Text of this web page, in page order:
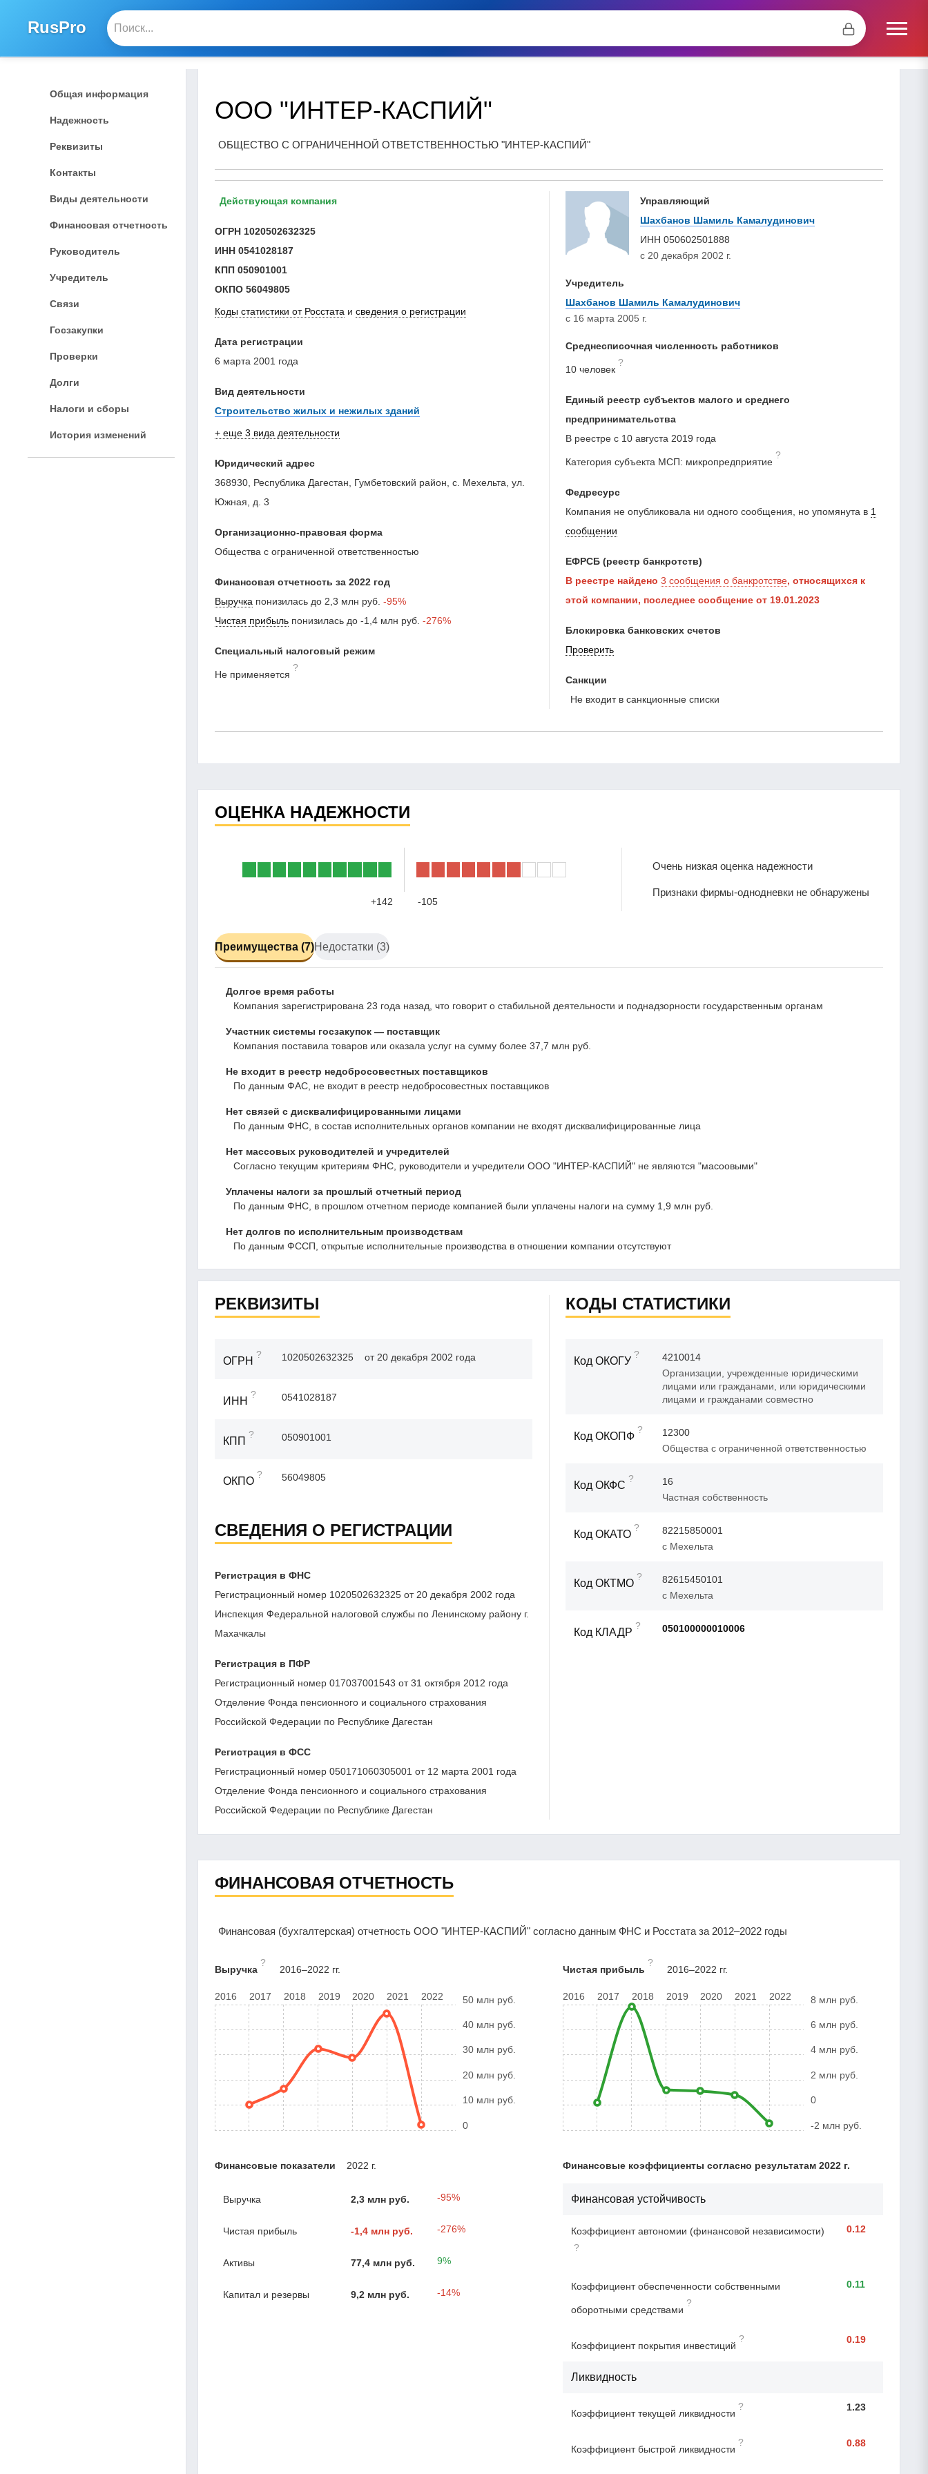
RusPro
Общая информация
Надежность
Реквизиты
Контакты
Виды деятельности
Финансовая отчетность
Руководитель
Учредитель
Связи
Госзакупки
Проверки
Долги
Налоги и сборы
История изменений
ООО "ИНТЕР-КАСПИЙ"
ОБЩЕСТВО С ОГРАНИЧЕННОЙ ОТВЕТСТВЕННОСТЬЮ "ИНТЕР-КАСПИЙ"
Действующая компания
ОГРН 1020502632325
ИНН 0541028187
КПП 050901001
ОКПО 56049805
Коды статистики от Росстата и сведения о регистрации
Дата регистрации
6 марта 2001 года
Вид деятельности
Строительство жилых и нежилых зданий
+ еще 3 вида деятельности
Юридический адрес
368930, Республика Дагестан, Гумбетовский район, с. Мехельта, ул.
Южная, д. 3
Организационно-правовая форма
Общества с ограниченной ответственностью
Финансовая отчетность за 2022 год
Выручка понизилась до 2,3 млн руб. -95%
Чистая прибыль понизилась до -1,4 млн руб. -276%
Специальный налоговый режим
Не применяется
?
Управляющий
Шахбанов Шамиль Камалудинович
ИНН 050602501888
с 20 декабря 2002 г.
Учредитель
Шахбанов Шамиль Камалудинович
с 16 марта 2005 г.
Среднесписочная численность работников
10 человек
?
Единый реестр субъектов малого и среднего
предпринимательства
В реестре с 10 августа 2019 года
Категория субъекта МСП: микропредприятие
?
Федресурс
Компания не опубликовала ни одного сообщения, но упомянута в 1
сообщении
ЕФРСБ (реестр банкротств)
В реестре найдено 3 сообщения о банкротстве, относящихся к
этой компании, последнее сообщение от 19.01.2023
Блокировка банковских счетов
Проверить
Санкции
Не входит в санкционные списки
ОЦЕНКА НАДЕЖНОСТИ
+142 -105
Очень низкая оценка надежности
Признаки фирмы-однодневки не обнаружены
Преимущества (7)Недостатки (3)
Долгое время работы
Компания зарегистрирована 23 года назад, что говорит о стабильной деятельности и поднадзорности государственным органам
Участник системы госзакупок — поставщик
Компания поставила товаров или оказала услуг на сумму более 37,7 млн руб.
Не входит в реестр недобросовестных поставщиков
По данным ФАС, не входит в реестр недобросовестных поставщиков
Нет связей с дисквалифицированными лицами
По данным ФНС, в состав исполнительных органов компании не входят дисквалифицированные лица
Нет массовых руководителей и учредителей
Согласно текущим критериям ФНС, руководители и учредители ООО "ИНТЕР-КАСПИЙ" не являются "масоовыми"
Уплачены налоги за прошлый отчетный период
По данным ФНС, в прошлом отчетном периоде компанией были уплачены налоги на сумму 1,9 млн руб.
Нет долгов по исполнительным производствам
По данным ФССП, открытые исполнительные производства в отношении компании отсутствуют
РЕКВИЗИТЫ
ОГРН
? 1020502632325 от 20 декабря 2002 года
ИНН
? 0541028187
КПП
? 050901001
ОКПО
? 56049805
СВЕДЕНИЯ О РЕГИСТРАЦИИ
Регистрация в ФНС
Регистрационный номер 1020502632325 от 20 декабря 2002 года
Инспекция Федеральной налоговой службы по Ленинскому району г.
Махачкалы
Регистрация в ПФР
Регистрационный номер 017037001543 от 31 октября 2012 года
Отделение Фонда пенсионного и социального страхования
Российской Федерации по Республике Дагестан
Регистрация в ФСС
Регистрационный номер 050171060305001 от 12 марта 2001 года
Отделение Фонда пенсионного и социального страхования
Российской Федерации по Республике Дагестан
КОДЫ СТАТИСТИКИ
Код ОКОГУ
?
4210014
Организации, учрежденные юридическими
лицами или гражданами, или юридическими
лицами и гражданами совместно
Код ОКОПФ
?
12300
Общества с ограниченной ответственностью
Код ОКФС
?
16
Частная собственность
Код ОКАТО
?
82215850001
с Мехельта
Код ОКТМО
?
82615450101
с Мехельта
Код КЛАДР
? 050100000010006
ФИНАНСОВАЯ ОТЧЕТНОСТЬ
Финансовая (бухгалтерская) отчетность ООО "ИНТЕР-КАСПИЙ" согласно данным ФНС и Росстата за 2012–2022 годы
Выручка
?
2016–2022 гг.
2016 2017 2018 2019 2020 2021 2022
0
10 млн руб.
20 млн руб.
30 млн руб.
40 млн руб.
50 млн руб.
Чистая прибыль
?
2016–2022 гг.
2016 2017 2018 2019 2020 2021 2022
-2 млн руб.
0
2 млн руб.
4 млн руб.
6 млн руб.
8 млн руб.
Финансовые показатели 2022 г.
Выручка 2,3 млн руб. -95%
Чистая прибыль -1,4 млн руб. -276%
Активы 77,4 млн руб. 9%
Капитал и резервы 9,2 млн руб. -14%
Финансовые коэффициенты согласно результатам 2022 г.
Финансовая устойчивость
Коэффициент автономии (финансовой независимости)
?
0.12
Коэффициент обеспеченности собственными
оборотными средствами
?
0.11
Коэффициент покрытия инвестиций
? 0.19
Ликвидность
Коэффициент текущей ликвидности
? 1.23
Коэффициент быстрой ликвидности
? 0.88